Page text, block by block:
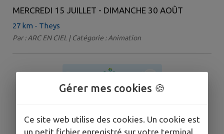
MERCREDI 15 JUILLET - DIMANCHE 30 AOÛT
27 km - Theys
Par : ARC EN CIEL | Catégorie : Animation
Gérer mes cookies 🍪
Ce site web utilise des cookies. Un cookie est
un petit fichier enregistré sur votre terminal